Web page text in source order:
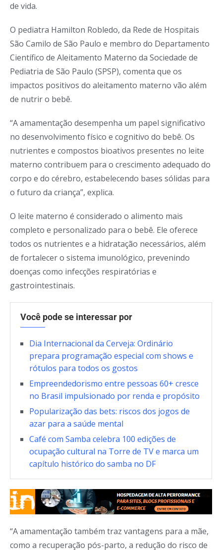
de vida.
O pediatra Hamilton Robledo, da Rede de Hospitais
São Camilo de São Paulo e membro do Departamento
Científico de Aleitamento Materno da Sociedade de
Pediatria de São Paulo (SPSP), comenta que os
impactos positivos do aleitamento materno vão além
de nutrir o bebê.
“A amamentação desempenha um papel significativo
no desenvolvimento físico e cognitivo do bebê. Os
nutrientes e compostos bioativos presentes no leite
materno contribuem para o crescimento adequado do
corpo e do cérebro, estabelecendo bases sólidas para
o futuro da criança”, explica.
O leite materno é considerado o alimento mais
completo e personalizado para o bebê. Ele oferece
todos os nutrientes e a hidratação necessários, além
de fortalecer o sistema imunológico, prevenindo
doenças como infecções respiratórias e
gastrointestinais.
Você pode se interessar por
Dia Internacional da Cerveja: Ordinário
prepara programação especial com shows e
rótulos para todos os gostos
Empreendedorismo entre pessoas 60+ cresce
no Brasil impulsionado por renda e propósito
Popularização das bets: riscos dos jogos de
azar para a saúde mental
Café com Samba celebra 100 edições de
ocupação cultural na Torre de TV e marca um
capítulo histórico do samba no DF
“A amamentação também traz vantagens para a mãe,
como a recuperação pós-parto, a redução do risco de